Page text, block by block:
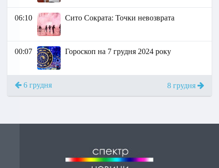
06:10 Сито Сократа: Точки невозврата
00:07 Гороскоп на 7 грудня 2024 року
6 грудня 8 грудня